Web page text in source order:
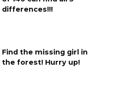
differences!!!
Find the missing girl in
the forest! Hurry up!